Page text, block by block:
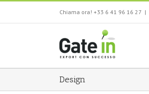
Chiama ora! +33 6 41 96 16 27 |
Design